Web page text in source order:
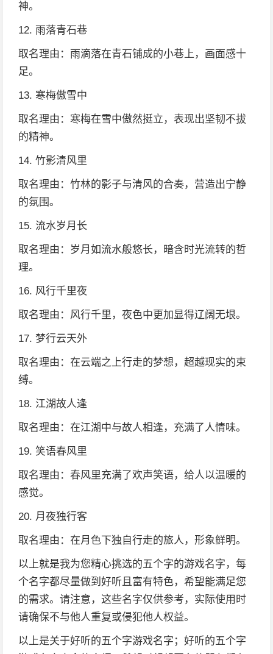
神。
12. 雨落青石巷
取名理由：雨滴落在青石铺成的小巷上，画面感十
足。
13. 寒梅傲雪中
取名理由：寒梅在雪中傲然挺立，表现出坚韧不拔
的精神。
14. 竹影清风里
取名理由：竹林的影子与清风的合奏，营造出宁静
的氛围。
15. 流水岁月长
取名理由：岁月如流水般悠长，暗含时光流转的哲
理。
16. 风行千里夜
取名理由：风行千里，夜色中更加显得辽阔无垠。
17. 梦行云天外
取名理由：在云端之上行走的梦想，超越现实的束
缚。
18. 江湖故人逢
取名理由：在江湖中与故人相逢，充满了人情味。
19. 笑语春风里
取名理由：春风里充满了欢声笑语，给人以温暖的
感觉。
20. 月夜独行客
取名理由：在月色下独自行走的旅人，形象鲜明。
以上就是我为您精心挑选的五个字的游戏名字，每
个名字都尽量做到好听且富有特色，希望能满足您
的需求。请注意，这些名字仅供参考，实际使用时
请确保不与他人重复或侵犯他人权益。
以上是关于好听的五个字游戏名字；好听的五个字